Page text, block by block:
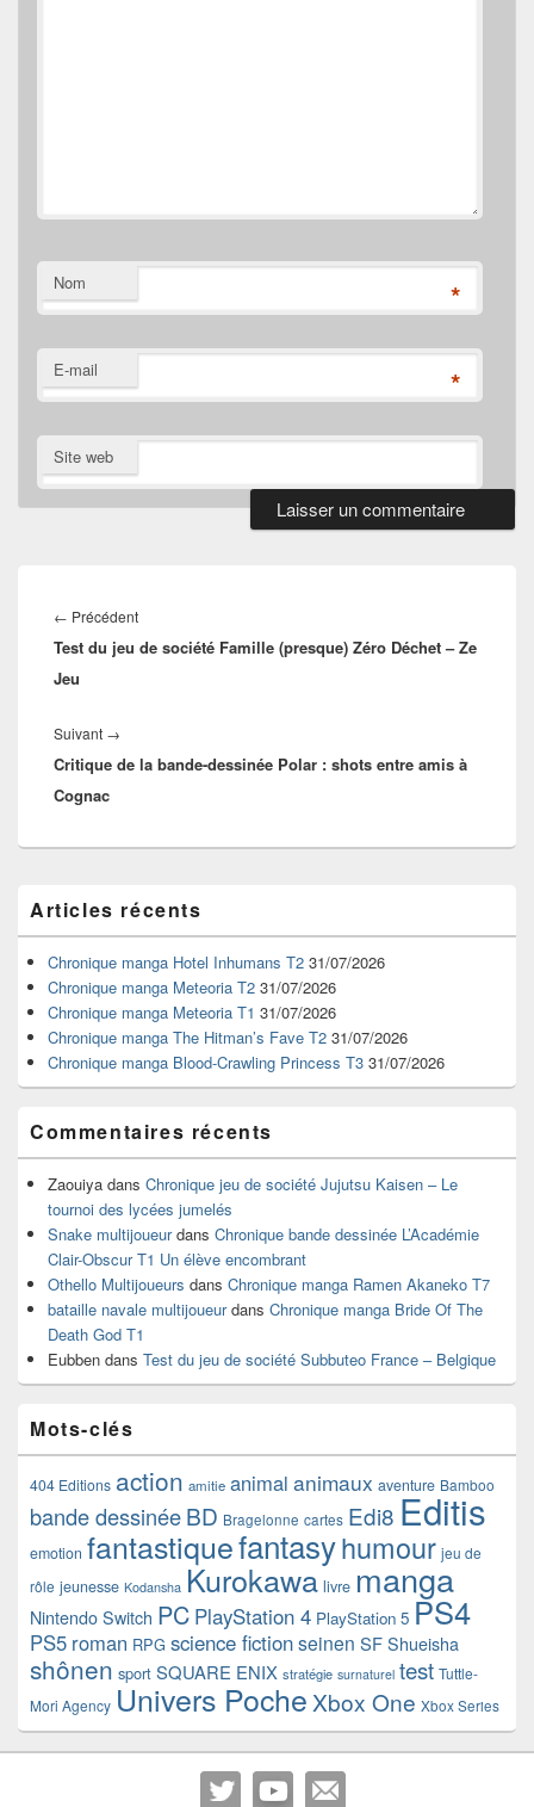
Nom *
E-mail *
Site web
de
l’article
← PrécédentArticle
précédent :
Test du jeu de société Famille (presque) Zéro Déchet – Ze
Jeu
Suivant →
suivant :
Critique de la bande-dessinée Polar : shots entre amis à
Cognac
principale
de
widget
pour
barre
latérale
Articles récents
Chronique manga Hotel Inhumans T2 31/07/2026
Chronique manga Meteoria T2 31/07/2026
Chronique manga Meteoria T1 31/07/2026
Chronique manga The Hitman’s Fave T2 31/07/2026
Chronique manga Blood-Crawling Princess T3 31/07/2026
Commentaires récents
Zaouiya dans Chronique jeu de société Jujutsu Kaisen – Le
tournoi des lycées jumelés
Snake multijoueurdans Chronique bande dessinée L’Académie
Clair-Obscur T1 Un élève encombrant
Othello Multijoueurs dans Chronique manga Ramen Akaneko T7
bataille navale multijoueurdans Chronique manga Bride Of The
Death God T1
Eubben dans Test du jeu de société Subbuteo France – Belgique
Mots-clés
404 Editions action amitie animal animaux aventure Bamboo
bande dessinéeBD Bragelonne cartes Edi8 Editis
emotion fantastiquefantasyhumour jeu de
rôle jeunesse Kodansha Kurokawa livre manga
Nintendo Switch PC PlayStation 4 PlayStation 5 PS4
PS5 roman RPG science fictionseinen SF Shueisha
shônen sport SQUARE ENIX stratégie surnaturel test Tuttle-
Mori Agency Univers Poche Xbox One Xbox Series